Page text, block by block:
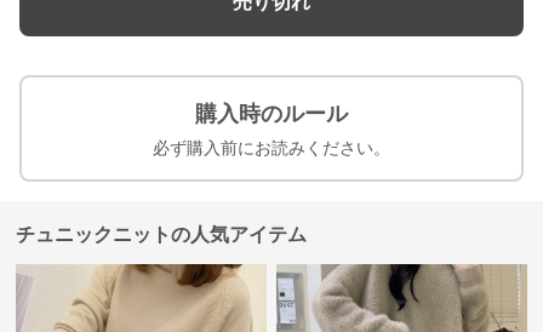
購入時のルール
必ず購入前にお読みください。
チュニックニットの人気アイテム